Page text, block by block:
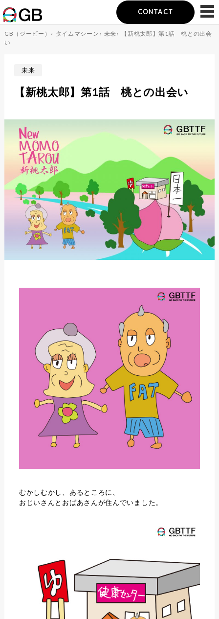
CONTACT
GB（ジービー） ‹ タイムマシーン ‹ 未来‹
【新桃太郎】第1話 桃との出会
い
未来
【新桃太郎】第1話 桃との出会い
むかしむかし、あるところに、
おじいさんとおばあさんが住んでいました。